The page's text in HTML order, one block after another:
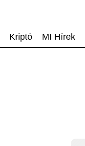
Kriptó MI Hírek